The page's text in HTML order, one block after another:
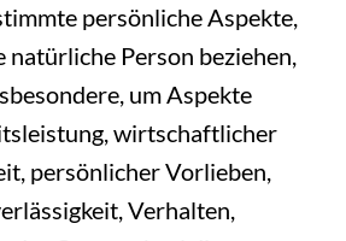
persönliche Aspekte,
natürliche Person beziehen,
um Aspekte
wirtschaftlicher
persönlicher Vorlieben,
Verhalten,